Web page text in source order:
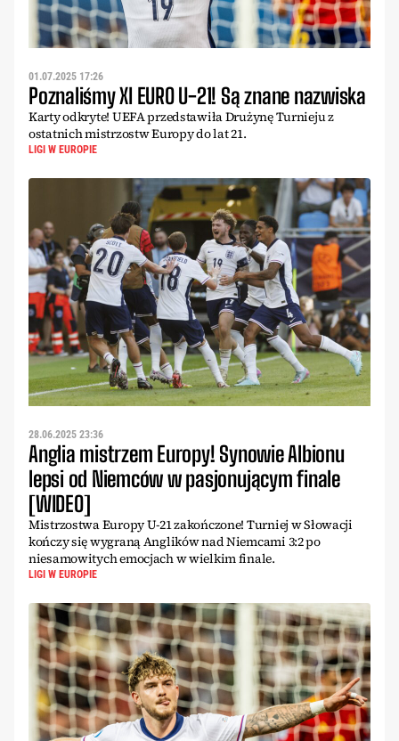
01.07.2025 17:26
Poznaliśmy XI EURO U-21! Są znane nazwiska
Karty odkryte! UEFA przedstawiła Drużynę Turnieju z
ostatnich mistrzostw Europy do lat 21.
LIGI W EUROPIE
28.06.2025 23:36
Anglia mistrzem Europy! Synowie Albionu
lepsi od Niemców w pasjonującym finale
[WIDEO]
Mistrzostwa Europy U-21 zakończone! Turniej w Słowacji
kończy się wygraną Anglików nad Niemcami 3:2 po
niesamowitych emocjach w wielkim finale.
LIGI W EUROPIE